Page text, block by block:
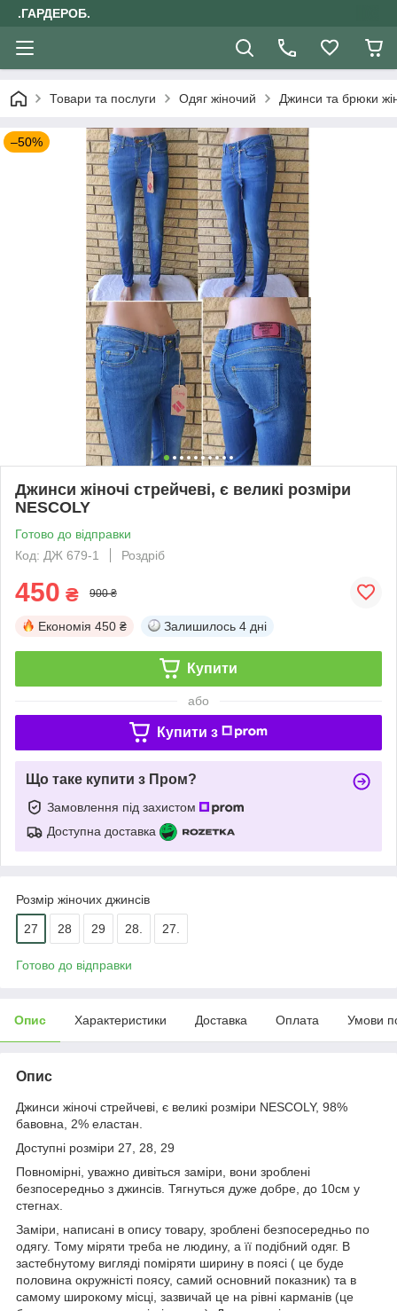
.ГАРДЕРОБ.
Товари та послуги Одяг жіночий Джинси та брюки
–50%
Джинси жіночі стрейчеві, є великі розміри
NESCOLY
Готово до відправки
Код: ДЖ 679-1
Роздріб
450 ₴ 900 ₴
Економія 450 ₴ Залишилось 4 дні
Купити
або
Купити з
Що таке купити з Пром?
Замовлення під захистом
Доступна доставка
Розмір жіночих джинсів
27 28 29 28. 27.
Готово до відправки
Опис Характеристики Доставка Оплата Умови
Опис
Джинси жіночі стрейчеві, є великі розміри NESCOLY, 98%
бавовна, 2% еластан.
Доступні розміри 27, 28, 29
Повномірні, уважно дивіться заміри, вони зроблені
безпосередньо з джинсів. Тягнуться дуже добре, до 10см у
стегнах.
Заміри, написані в опису товару, зроблені безпосередньо по
одягу. Тому міряти треба не людину, а її подібний одяг. В
застебнутому вигляді поміряти ширину в поясі ( це буде
половина окружністі поясу, самий основний показник) та в
самому широкому місці, зазвичай це на рівні карманів (це